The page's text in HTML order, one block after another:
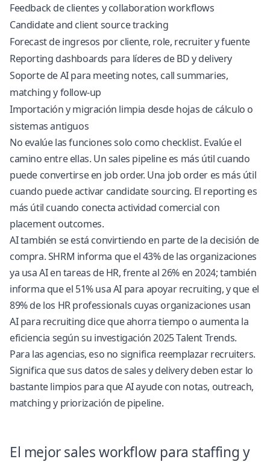
Feedback de clientes y collaboration workflows
Candidate and client source tracking
Forecast de ingresos por cliente, role, recruiter y fuente
Reporting dashboards para líderes de BD y delivery
Soporte de AI para meeting notes, call summaries,
matching y follow-up
Importación y migración limpia desde hojas de cálculo o
sistemas antiguos
No evalúe las funciones solo como checklist. Evalúe el
camino entre ellas. Un sales pipeline es más útil cuando
puede convertirse en job order. Una job order es más útil
cuando puede activar candidate sourcing. El reporting es
más útil cuando conecta actividad comercial con
placement outcomes.
AI también se está convirtiendo en parte de la decisión de
compra. SHRM informa que el 43% de las organizaciones
ya usa AI en tareas de HR, frente al 26% en 2024; también
informa que el 51% usa AI para apoyar recruiting, y que el
89% de los HR professionals cuyas organizaciones usan
AI para recruiting dice que ahorra tiempo o aumenta la
eficiencia según su investigación 2025 Talent Trends.
Para las agencias, eso no significa reemplazar recruiters.
Significa que sus datos de sales y delivery deben estar lo
bastante limpios para que AI ayude con notas, outreach,
matching y priorización de pipeline.
El mejor sales workflow para staffing y